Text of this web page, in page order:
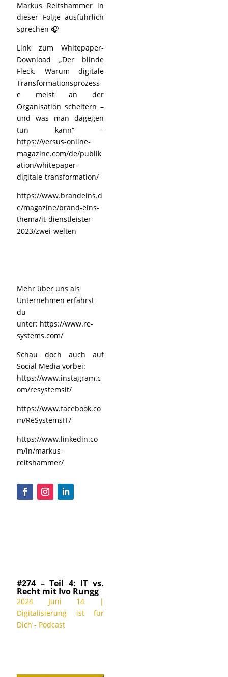
Markus Reitshammer in
dieser Folge ausführlich
sprechen 🎧
Link zum Whitepaper-
Download „Der blinde
Fleck. Warum digitale
Transformationsprozess
e meist an der
Organisation scheitern –
und was man dagegen
tun kann“ –
https://versus-online-
magazine.com/de/publik
ation/whitepaper-
digitale-transformation/
https://www.brandeins.d
e/magazine/brand-eins-
thema/it-dienstleister-
2023/zwei-welten
Mehr über uns als
Unternehmen erfährst
du
unter: https://www.re-
systems.com/
Schau doch auch auf
Social Media vorbei:
https://www.instagram.c
om/resystemsit/
https://www.facebook.co
m/ReSystemsIT/
https://www.linkedin.co
m/in/markus-
reitshammer/
#274 – Teil 4: IT vs.
Recht mit Ivo Rungg
2024 Juni 14 |
Digitalisierung ist für
Dich - Podcast